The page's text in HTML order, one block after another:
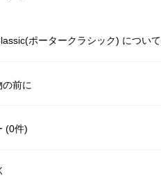
ポータークラシック) について
前に
(0件)